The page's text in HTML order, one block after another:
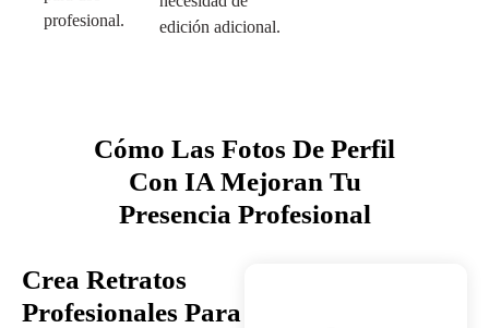
profesional.
edición adicional.
Cómo Las Fotos De Perfil
Con IA Mejoran Tu
Presencia Profesional
Crea Retratos
Profesionales Para